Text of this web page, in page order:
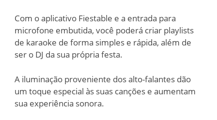
Com o aplicativo Fiestable e a entrada para
microfone embutida, você poderá criar playlists
de karaoke de forma simples e rápida, além de
ser o DJ da sua própria festa.
A iluminação proveniente dos alto-falantes dão
um toque especial às suas canções e aumentam
sua experiência sonora.